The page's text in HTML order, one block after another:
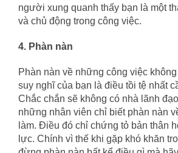
người xung quanh thấy bạn là một
và chủ động trong công việc.
4. Phàn nàn
Phàn nàn về những công việc
suy nghĩ của bạn là điều tồi tệ nhất
Chắc chắn sẽ không có nhà lãnh
những nhân viên chỉ biết phàn nàn
làm. Điều đó chỉ chứng tỏ bản thân
lực. Chính vì thế khi gặp khó khăn